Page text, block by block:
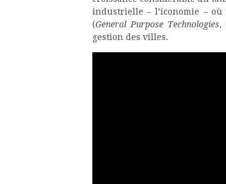
industrielle – l’iconomie – où
(General Purpose Technologies,
gestion des villes.